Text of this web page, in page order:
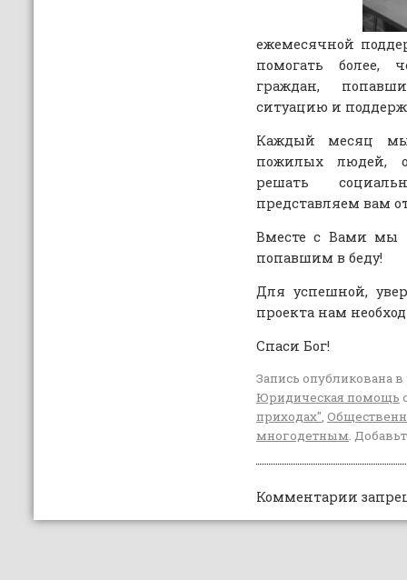
ежемесячной
помогать более,
граждан,
ситуацию и
Каждый месяц мы
пожилых людей,
решать
представляем вам
Вместе с Вами мы
попавшим в беду!
Для успешной,
проекта нам
Спаси Бог!
Запись опубликована
Юридическая помощь
приходах",
многодетным.
Комментарии